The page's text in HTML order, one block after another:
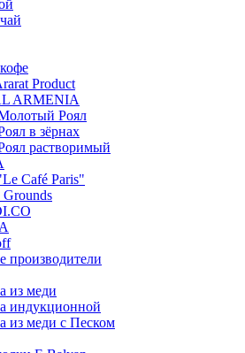
Product
ARMENIA
Роял
в зёрнах
растворимый
Café Paris"
Grounds
производители
из меди
индукционной
из меди с Песком